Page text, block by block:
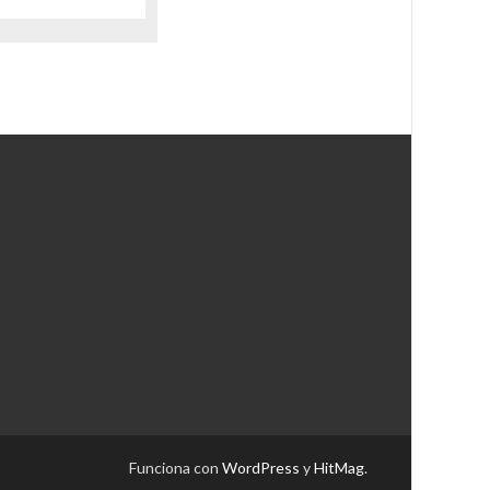
Funciona con WordPress yHitMag.